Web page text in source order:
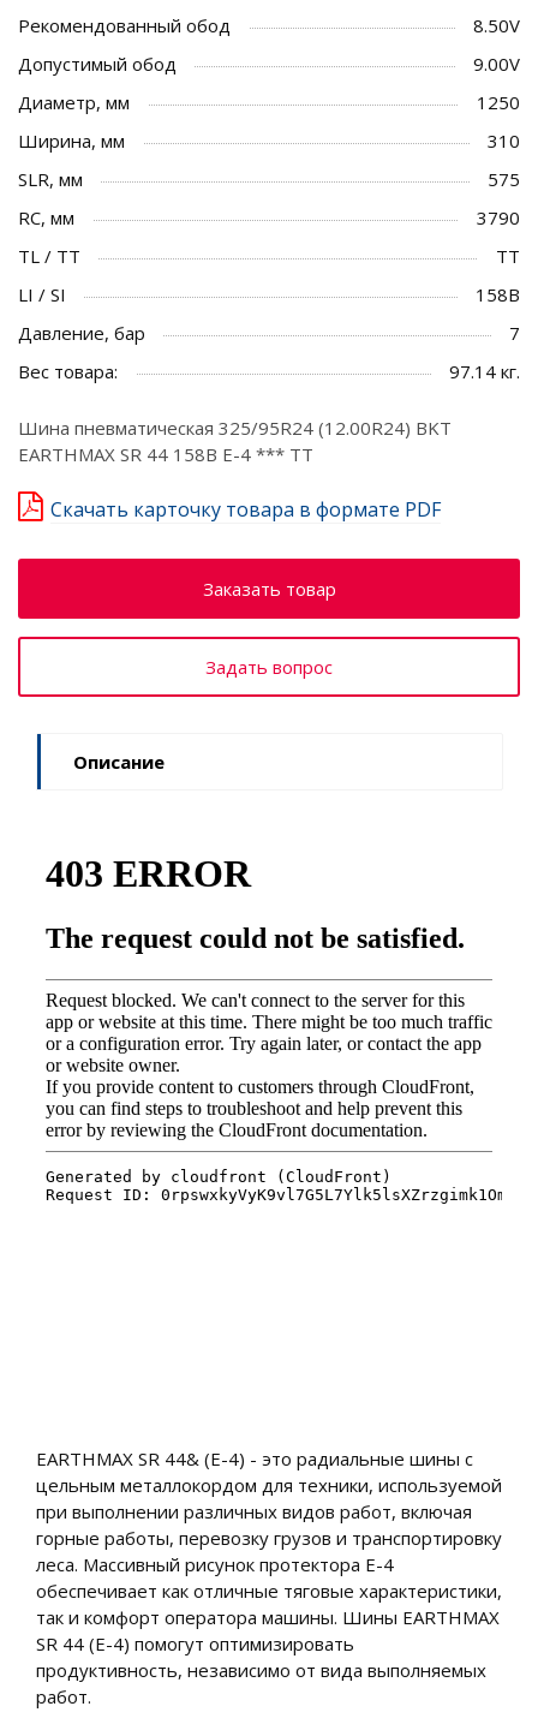
Рекомендованный обод
8.50V
Допустимый обод
9.00V
Диаметр, мм
1250
Ширина, мм
310
SLR, мм
575
RC, мм
3790
TL / TT
TT
LI / SI
158B
Давление, бар
7
Вес товара:
97.14 кг.
Шина пневматическая 325/95R24 (12.00R24) BKT
EARTHMAX SR 44 158B E-4 *** TT
Скачать карточку товара в формате PDF
Заказать товар
Задать вопрос
Описание
EARTHMAX SR 44& (E-4) - это радиальные шины с
цельным металлокордом для техники, используемой
при выполнении различных видов работ, включая
горные работы, перевозку грузов и транспортировку
леса. Массивный рисунок протектора E-4
обеспечивает как отличные тяговые характеристики,
так и комфорт оператора машины. Шины EARTHMAX
SR 44 (E-4) помогут оптимизировать
продуктивность, независимо от вида выполняемых
работ.